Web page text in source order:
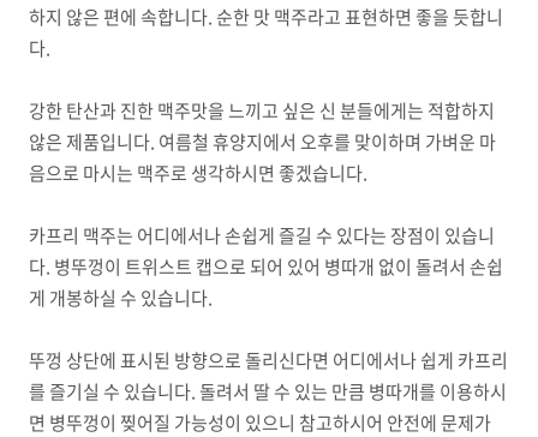
하지 않은 편에 속합니다. 순한 맛 맥주라고 표현하면 좋을 듯합니
다.
강한 탄산과 진한 맥주맛을 느끼고 싶은 신 분들에게는 적합하지
않은 제품입니다. 여름철 휴양지에서 오후를 맞이하며 가벼운 마
음으로 마시는 맥주로 생각하시면 좋겠습니다.
카프리 맥주는 어디에서나 손쉽게 즐길 수 있다는 장점이 있습니
다. 병뚜껑이 트위스트 캡으로 되어 있어 병따개 없이 돌려서 손쉽
게 개봉하실 수 있습니다.
뚜껑 상단에 표시된 방향으로 돌리신다면 어디에서나 쉽게 카프리
를 즐기실 수 있습니다. 돌려서 딸 수 있는 만큼 병따개를 이용하시
면 병뚜껑이 찢어질 가능성이 있으니 참고하시어 안전에 문제가